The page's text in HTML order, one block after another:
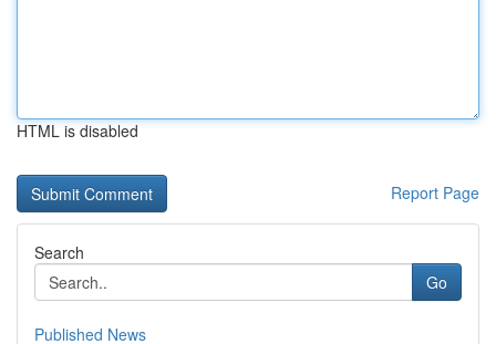
HTML is disabled
Report Page
Search
Go
Published News